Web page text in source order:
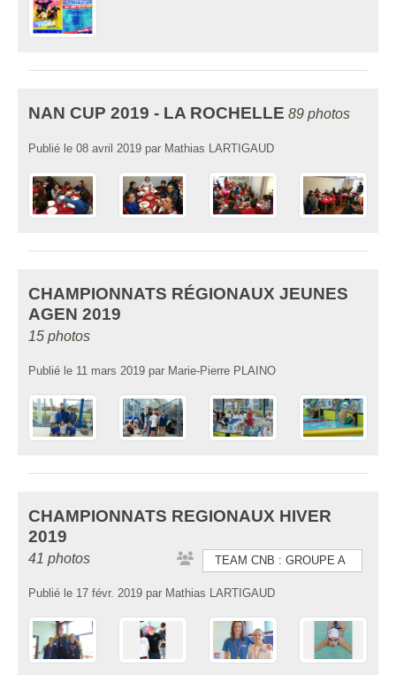
NAN CUP 2019 - LA ROCHELLE 89 photos
Publié le 08 avril 2019 par Mathias LARTIGAUD
CHAMPIONNATS RÉGIONAUX JEUNES
AGEN 2019
15 photos
Publié le 11 mars 2019 par Marie-Pierre PLAINO
CHAMPIONNATS REGIONAUX HIVER
2019
41 photos TEAM CNB : GROUPE A
Publié le 17 févr. 2019 par Mathias LARTIGAUD